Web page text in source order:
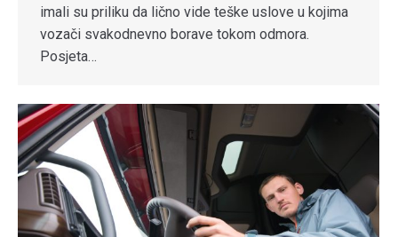
imali su priliku da lično vide teške uslove u kojima
vozači svakodnevno borave tokom odmora.
Posjeta…